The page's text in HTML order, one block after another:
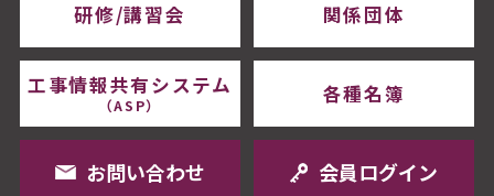
研修/講習会 関係団体
工事情報共有システム
（ASP） 各種名簿
会員ログイン
お問い合わせ